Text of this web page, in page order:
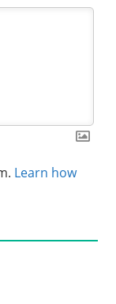
Learn how